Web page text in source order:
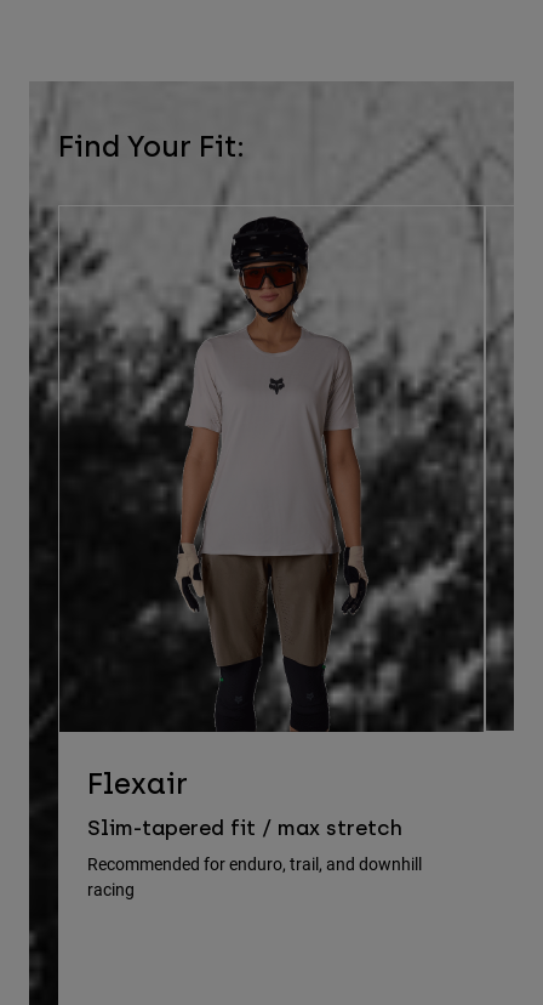
Find Your Fit:
Flexair
Slim-tapered fit / max stretch
Recommended for enduro, trail, and downhill
racing